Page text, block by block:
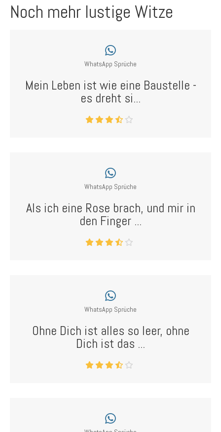
Noch mehr lustige Witze
WhatsApp Sprüche
Mein Leben ist wie eine Baustelle -
es dreht si...
WhatsApp Sprüche
Als ich eine Rose brach, und mir in
den Finger ...
WhatsApp Sprüche
Ohne Dich ist alles so leer, ohne
Dich ist das ...